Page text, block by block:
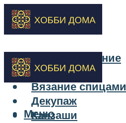
Бисероплетение
Вышивка
Вязание спицами
Декупаж
Канзаши
Меню